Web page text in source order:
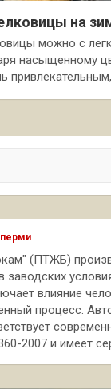
на
можно с
насыщенному
перми
(ПТЖБ)
заводских
влияние
процесс.
2007 и имеет